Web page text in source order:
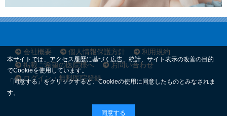
会社概要 個人情報保護方針
利用規約
掲載ご希望の医院様へ
お問い合わせ
ログイン・無料医院登録
本サイトでは、アクセス履歴に基づく広告、統計、サイト表示の改善の目的
でCookieを使用しています。
「同意する」をクリックすると、Cookieの使用に同意したものとみなされま
す。
同意する